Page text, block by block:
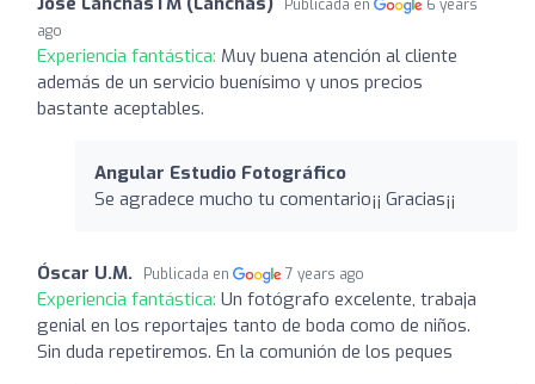
Publicada en
6 years
ago
Experiencia fantástica: Muy buena atención al cliente
además de un servicio buenísimo y unos precios
bastante aceptables.
Angular Estudio Fotográfico
Se agradece mucho tu comentario¡¡ Gracias¡¡
Óscar U.M. Publicada en 7 years ago
Experiencia fantástica: Un fotógrafo excelente, trabaja
genial en los reportajes tanto de boda como de niños.
Sin duda repetiremos. En la comunión de los peques